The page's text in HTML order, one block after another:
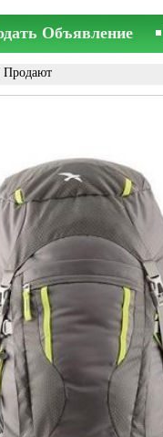
Объявление
Продают